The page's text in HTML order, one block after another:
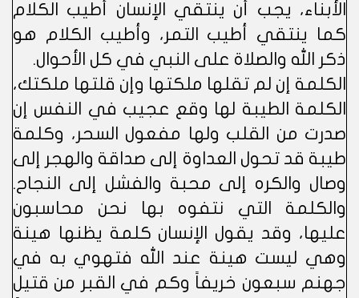
الأبناء، يجب أن ينتقي الإنسان أطيب الكلام
كما ينتقي أطيب التمر، وأطيب الكلام هو
ذكر الله والصلاة على النبي في كل الأحوال.
الكلمة إن لم تقلها ملكتها وإن قلتها ملكتك،
الكلمة الطيبة لها وقع عجيب في النفس إن
صدرت من القلب ولها مفعول السحر، وكلمة
طيبة قد تحول العداوة إلى صداقة والهجر إلى
وصال والكره إلى محبة والفشل إلى النجاح.
والكلمة التي نتفوه بها نحن محاسبون
عليها، وقد يقول الإنسان كلمة يظنها هينة
وهي ليست هينة عند الله فتهوي به في
جهنم سبعون خريفاً وكم في القبر من قتيل